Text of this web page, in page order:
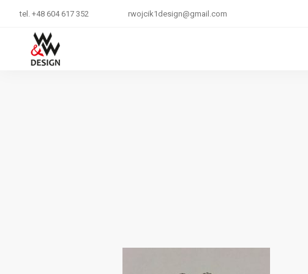
tel. +48 604 617 352 rwojcik1design@gmail.com